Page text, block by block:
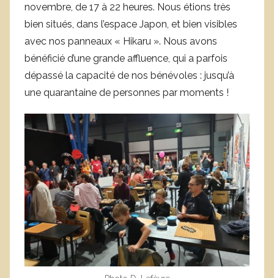
m
i
n
i
q
u
r
n
u
e
j
o
l
s
novembre, de 17 à 22 heures. Nous étions très
bien situés, dans l’espace Japon, et bien visibles
avec nos panneaux « Hikaru ». Nous avons
bénéficié d’une grande affluence, qui a parfois
dépassé la capacité de nos bénévoles : jusqu’à
une quarantaine de personnes par moments !